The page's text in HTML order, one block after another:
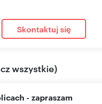
Skontaktuj się
wszystkie)
- zapraszam